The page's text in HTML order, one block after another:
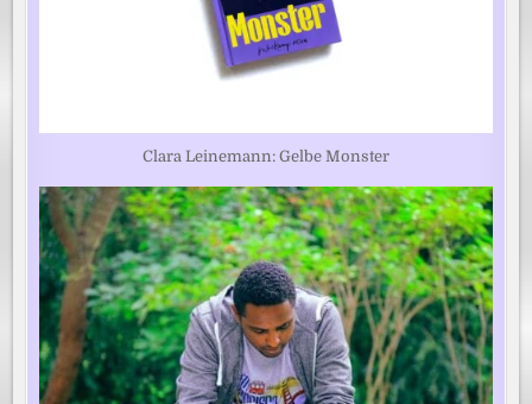
Clara Leinemann: Gelbe Monster